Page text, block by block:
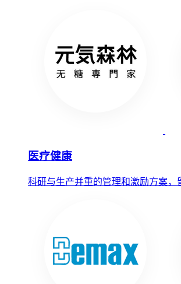
医疗健康
科研与生产并重的管理和激励方案，